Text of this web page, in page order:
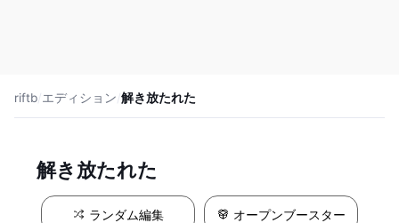
riftb/エディション/解き放たれた
解き放たれた
ランダム編集 オープンブースター